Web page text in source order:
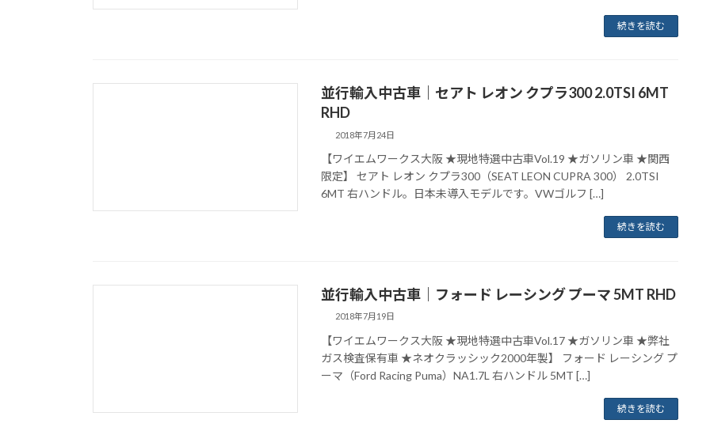
続きを読む
並行輸入中古車｜セアト レオン クプラ300 2.0TSI 6MT
RHD
2018年7月24日
【ワイエムワークス大阪 ★現地特選中古車Vol.19 ★ガソリン車 ★関西
限定】 セアト レオン クプラ300（SEAT LEON CUPRA 300） 2.0TSI
6MT 右ハンドル。日本未導入モデルです。VWゴルフ […]
続きを読む
並行輸入中古車｜フォード レーシング プーマ 5MT RHD
2018年7月19日
【ワイエムワークス大阪 ★現地特選中古車Vol.17 ★ガソリン車 ★弊社
ガス検査保有車 ★ネオクラッシック2000年製】 フォード レーシング プ
ーマ（Ford Racing Puma）NA1.7L 右ハンドル 5MT […]
続きを読む